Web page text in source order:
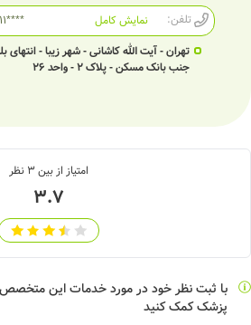
تلفن:
نمایش کامل
تهران - آیت الله کاشانی - شهر زیبا - انتهای
جنب بانک مسکن - پلاک ٢ - واحد ٢٦
امتیاز از بین 3 نظر
3.7
با ثبت نظر خود در مورد خدمات این متخصص
پزشک کمک کنید